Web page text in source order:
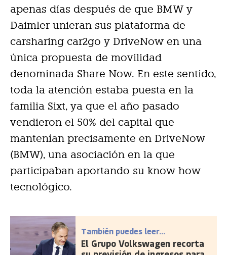
apenas días después de que BMW y
Daimler unieran sus plataforma de
carsharing car2go y DriveNow en una
única propuesta de movilidad
denominada Share Now. En este sentido,
toda la atención estaba puesta en la
familia Sixt, ya que el año pasado
vendieron el 50% del capital que
mantenían precisamente en DriveNow
(BMW), una asociación en la que
participaban aportando su know how
tecnológico.
También puedes leer...
El Grupo Volkswagen recorta